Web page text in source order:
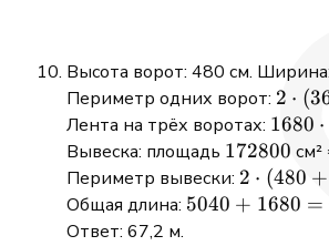
Высота ворот: 480 см. Ширина:
Периметр одних ворот: 2
\cdot
(360
+
480)
2 ⋅ (
Лента на трёх воротах: 1680
\cdot
3 =
5040
1680 ⋅
Вывеска: площадь 172800
172800
Периметр вывески: 2
\cdot
2 ⋅ (480 +
Общая длина: 5040
5040 + 1680 =
Ответ: 67,2 м.